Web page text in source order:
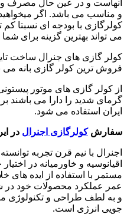
آنهاست و در عین حال مصرف و
و مناسب می باشد. اگر میخواهید
کولرگازی با بودجه ای نسبتا کم
می تواند بهترین گزینه برای شما
کولر گازی های جنرال ساخت
فروش ترین کولر گازی بانه می
از کولر گازی های موتور
گرمای شدید را دارا می باشند
ایران استفاده می شود.
سفارشکولرگازی اجنرال در
اجنرال با نیم قرن تجربه توانسته
اقیانوسیه و خاورمیانه در
مستمر با استفاده از ایده های
عمر عملکرد محصولات خود
و به لطف طراحی و تکنولوژی
جویی انرژی است.